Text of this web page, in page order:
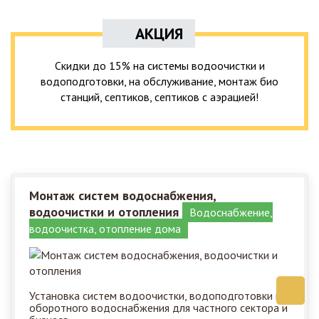
АКЦИЯ
Скидки до 15% на системы водоочистки и
водоподготовки, на обслуживание, монтаж био
станций, септиков, септиков с аэрацией!
Монтаж систем водоснабжения,
водоочистки и отопления
Водоснабжение,
водоочистка, отопление дома
Установка систем водоочистки, водоподготовки и
оборотного водоснабжения для частного сектора и